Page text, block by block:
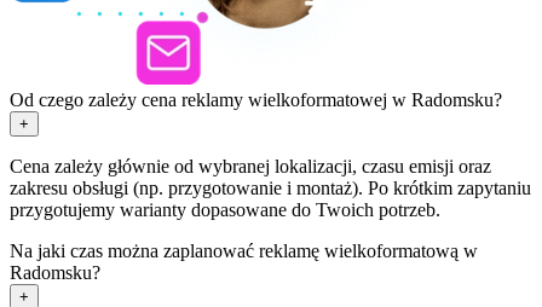
Od czego zależy cena reklamy wielkoformatowej w Radomsku?
+
Cena zależy głównie od wybranej lokalizacji, czasu emisji oraz
zakresu obsługi (np. przygotowanie i montaż). Po krótkim zapytaniu
przygotujemy warianty dopasowane do Twoich potrzeb.
Na jaki czas można zaplanować reklamę wielkoformatową w
Radomsku?
+